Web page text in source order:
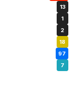
13
1
2
18
97
7